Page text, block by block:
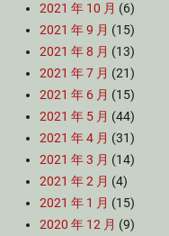
2021 年 10 月 (6)
2021 年 9 月 (15)
2021 年 8 月 (13)
2021 年 7 月 (21)
2021 年 6 月 (15)
2021 年 5 月 (44)
2021 年 4 月 (31)
2021 年 3 月 (14)
2021 年 2 月 (4)
2021 年 1 月 (15)
2020 年 12 月 (9)